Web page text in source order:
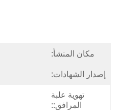
مكان المنشأ:
إصدار الشهادات:
تهوية علبة
المرافق::